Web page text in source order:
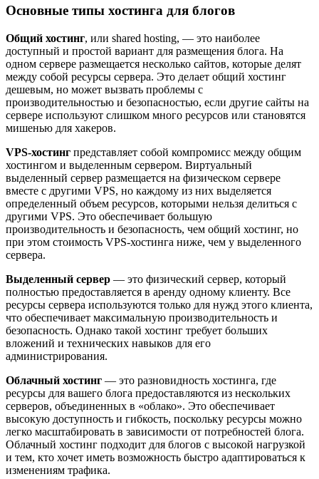
Основные типы хостинга для блогов
Общий хостинг, или shared hosting, — это наиболее
доступный и простой вариант для размещения блога. На
одном сервере размещается несколько сайтов, которые делят
между собой ресурсы сервера. Это делает общий хостинг
дешевым, но может вызвать проблемы с
производительностью и безопасностью, если другие сайты на
сервере используют слишком много ресурсов или становятся
мишенью для хакеров.
VPS-хостинг представляет собой компромисс между общим
хостингом и выделенным сервером. Виртуальный
выделенный сервер размещается на физическом сервере
вместе с другими VPS, но каждому из них выделяется
определенный объем ресурсов, которыми нельзя делиться с
другими VPS. Это обеспечивает большую
производительность и безопасность, чем общий хостинг, но
при этом стоимость VPS-хостинга ниже, чем у выделенного
сервера.
Выделенный сервер — это физический сервер, который
полностью предоставляется в аренду одному клиенту. Все
ресурсы сервера используются только для нужд этого клиента,
что обеспечивает максимальную производительность и
безопасность. Однако такой хостинг требует больших
вложений и технических навыков для его
администрирования.
Облачный хостинг — это разновидность хостинга, где
ресурсы для вашего блога предоставляются из нескольких
серверов, объединенных в «облако». Это обеспечивает
высокую доступность и гибкость, поскольку ресурсы можно
легко масштабировать в зависимости от потребностей блога.
Облачный хостинг подходит для блогов с высокой нагрузкой
и тем, кто хочет иметь возможность быстро адаптироваться к
изменениям трафика.